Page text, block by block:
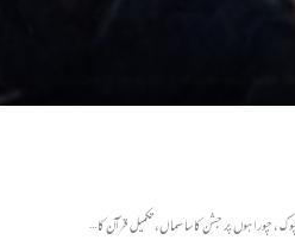
، چورا ہوں پر جشن کا سا سما ں، تکمیل قرآن کا…